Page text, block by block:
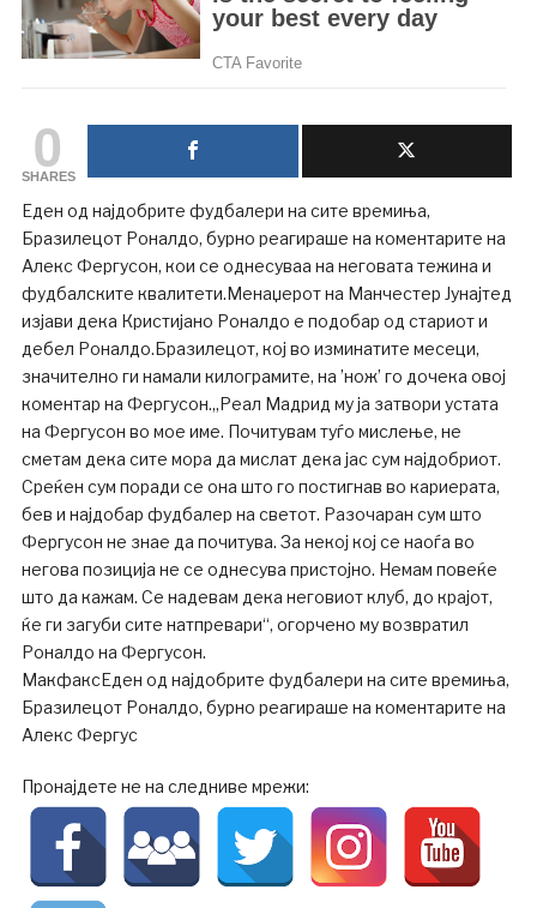
0
SHARES
Еден од најдобрите фудбалери на сите времиња,
Бразилецот Роналдо, бурно реагираше на коментарите на
Алекс Фергусон, кои се однесуваа на неговата тежина и
фудбалските квалитети.Менаџерот на Манчестер Јунајтед
изјави дека Кристијано Роналдо е подобар од стариот и
дебел Роналдо.Бразилецот, кој во изминатите месеци,
значително ги намали килограмите, на ’нож’ го дочека овој
коментар на Фергусон.„Реал Мадрид му ја затвори устата
на Фергусон во мое име. Почитувам туѓо мислење, не
сметам дека сите мора да мислат дека јас сум најдобриот.
Среќен сум поради се она што го постигнав во кариерата,
бев и најдобар фудбалер на светот. Разочаран сум што
Фергусон не знае да почитува. За некој кој се наоѓа во
негова позиција не се однесува пристојно. Немам повеќе
што да кажам. Се надевам дека неговиот клуб, до крајот,
ќе ги загуби сите натпревари“, огорчено му возвратил
Роналдо на Фергусон.
МакфаксЕден од најдобрите фудбалери на сите времиња,
Бразилецот Роналдо, бурно реагираше на коментарите на
Алекс Фергус
Пронајдете не на следниве мрежи: